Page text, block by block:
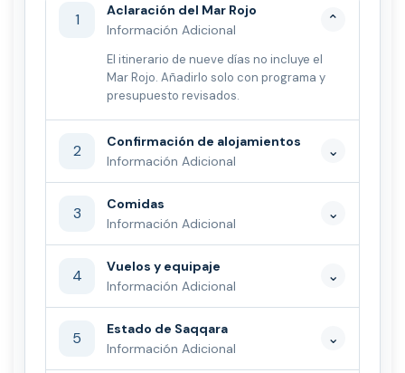
1
Aclaración del Mar Rojo
Información Adicional
⌄
El itinerario de nueve días no incluye el
Mar Rojo. Añadirlo solo con programa y
presupuesto revisados.
2
Confirmación de alojamientos
Información Adicional
⌄
3
Comidas
Información Adicional
⌄
4
Vuelos y equipaje
Información Adicional
⌄
5
Estado de Saqqara
Información Adicional
⌄